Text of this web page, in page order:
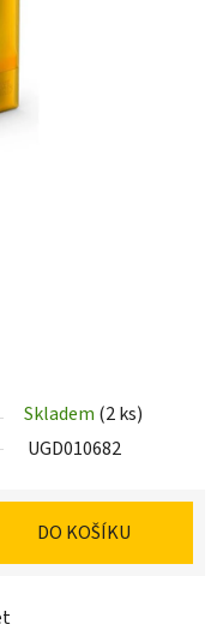
Skladem (2 ks)
UGD010682
DO KOŠÍKU